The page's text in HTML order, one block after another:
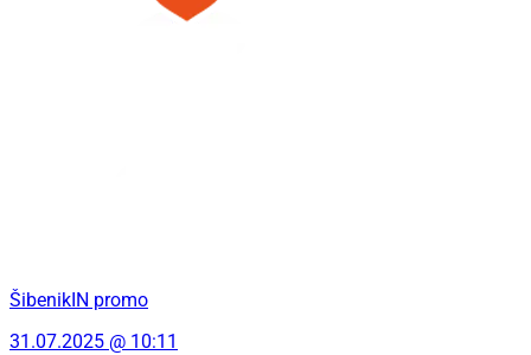
ŠibenikIN promo
31.07.2025 @ 10:11